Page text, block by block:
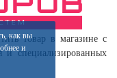
товар в магазине с
и специализированных
как вы
и